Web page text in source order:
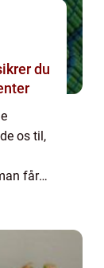
du
os til,
får